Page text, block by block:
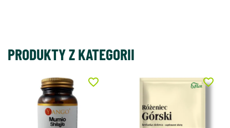
PRODUKTY Z KATEGORII
favorite_border favorite_border